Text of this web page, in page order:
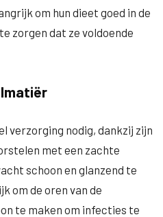
om hun dieet goed in de
zorgen dat ze voldoende
verzorging nodig, dankzij zijn
met een zachte
schoon en glanzend te
om de oren van de
te maken om infecties te